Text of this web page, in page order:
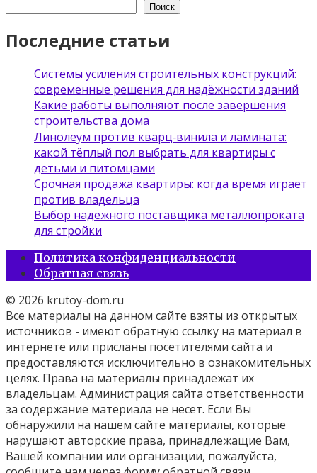
Поиск
Последние статьи
Системы усиления строительных конструкций:
современные решения для надёжности зданий
Какие работы выполняют после завершения
строительства дома
Линолеум против кварц‑винила и ламината:
какой тёплый пол выбрать для квартиры с
детьми и питомцами
Срочная продажа квартиры: когда время играет
против владельца
Выбор надежного поставщика металлопроката
для стройки
Политика конфиденциальности
Обратная связь
© 2026 krutoy-dom.ru
Все материалы на данном сайте взяты из открытых
источников - имеют обратную ссылку на материал в
интернете или присланы посетителями сайта и
предоставляются исключительно в ознакомительных
целях. Права на материалы принадлежат их
владельцам. Администрация сайта ответственности
за содержание материала не несет. Если Вы
обнаружили на нашем сайте материалы, которые
нарушают авторские права, принадлежащие Вам,
Вашей компании или организации, пожалуйста,